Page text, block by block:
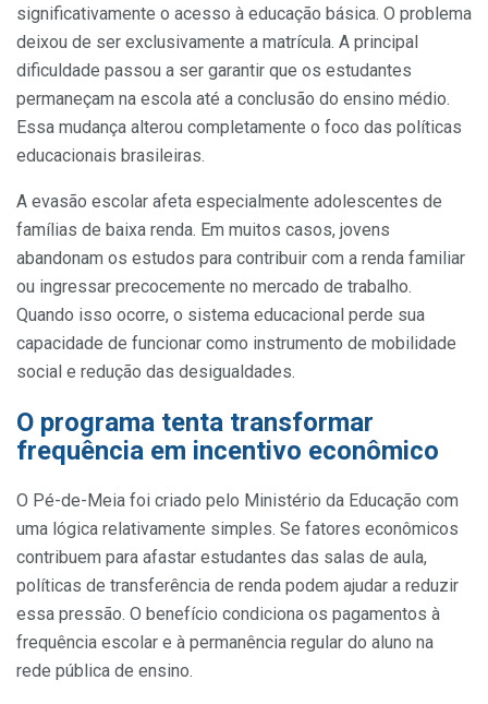
significativamente o acesso à educação básica. O problema
deixou de ser exclusivamente a matrícula. A principal
dificuldade passou a ser garantir que os estudantes
permaneçam na escola até a conclusão do ensino médio.
Essa mudança alterou completamente o foco das políticas
educacionais brasileiras.
A evasão escolar afeta especialmente adolescentes de
famílias de baixa renda. Em muitos casos, jovens
abandonam os estudos para contribuir com a renda familiar
ou ingressar precocemente no mercado de trabalho.
Quando isso ocorre, o sistema educacional perde sua
capacidade de funcionar como instrumento de mobilidade
social e redução das desigualdades.
O programa tenta transformar
frequência em incentivo econômico
O Pé-de-Meia foi criado pelo Ministério da Educação com
uma lógica relativamente simples. Se fatores econômicos
contribuem para afastar estudantes das salas de aula,
políticas de transferência de renda podem ajudar a reduzir
essa pressão. O benefício condiciona os pagamentos à
frequência escolar e à permanência regular do aluno na
rede pública de ensino.